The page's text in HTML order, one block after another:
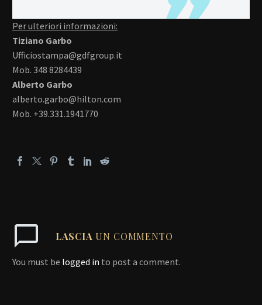
Per ulteriori informazioni:
Tiziano Garbo
Ufficiostampa@gdfgroup.it
Mob. 348 8284439
Alberto Garbo
alberto.garbo@hilton.com
Mob. +39.331.1941770
LASCIA UN COMMENTO
You must be logged in to post a comment.